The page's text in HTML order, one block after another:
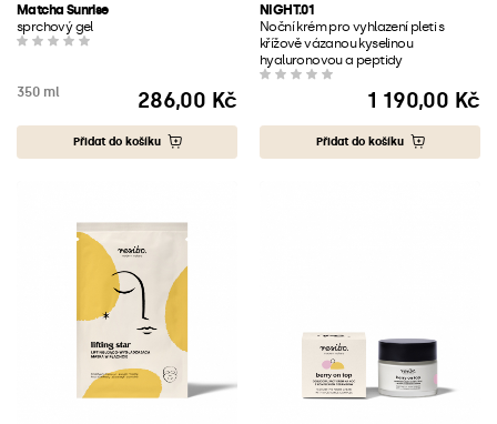
Matcha Sunrise
sprchový gel
350 ml
Cena
286,00 Kč
Přidat do košíku
NIGHT.01
Noční krém pro vyhlazení pleti s
křížově vázanou kyselinou
hyaluronovou a peptidy
Cena
1 190,00 Kč
Přidat do košíku